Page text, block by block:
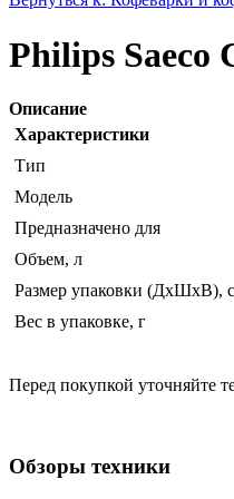
Philips Saeco
Описание
Характеристики
Тип
Модель
Предназначено для
Объем, л
Размер упаковки (ДхШхВ),
Вес в упаковке, г
Перед покупкой уточняйте
Обзоры техники